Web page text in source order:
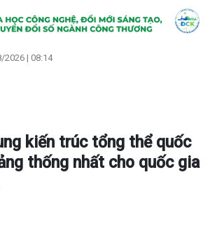
2026 | 08:14
kiến trúc tổng thể quốc
thống nhất cho quốc gia